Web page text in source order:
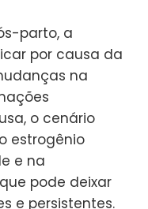
parto, a
por causa da
na
o cenário
estrogênio
e na
pode deixar
e persistentes.